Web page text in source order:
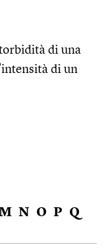
di una
di un
N O P Q